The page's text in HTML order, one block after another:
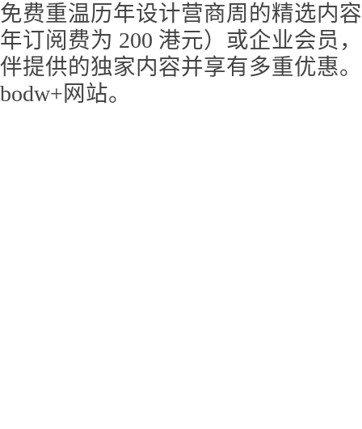
免费重温历年设计营商周的精选内
年订阅费为 200 港元）或企业会员
伴提供的独家内容并享有多重优惠
bodw+网站。